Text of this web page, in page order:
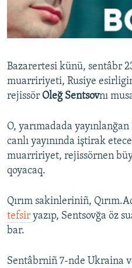
Русский
Українською
RFE/RS bütün saytları
Bazarertesi künü, sentâbr
muarririyeti, Rusiye
rejissör Oleğ Sentsovnı
O, yarımadada yayınlanğan
canlı yayınında iştirak
muarririyet, rejissörnen
qoyacaq.
Qırım sakinleriniñ,
tefsir yazıp, Sentsovğa öz
bar.
Sentâbrniñ 7-nde Ukraina